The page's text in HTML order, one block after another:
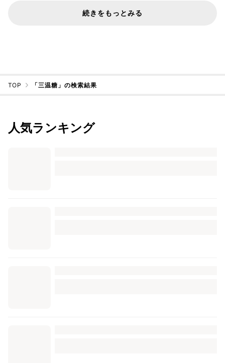
続きをもっとみる
TOP 「三温糖」の検索結果
人気ランキング